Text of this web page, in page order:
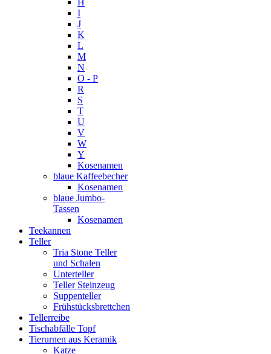
H
I
J
K
L
M
N
O - P
R
S
T
U
V
W
Y
Kosenamen
blaue Kaffeebecher
Kosenamen
blaue Jumbo-
Tassen
Kosenamen
Teekannen
Teller
Tria Stone Teller
und Schalen
Unterteller
Teller Steinzeug
Suppenteller
Frühstücksbrettchen
Tellerreibe
Tischabfälle Topf
Tierurnen aus Keramik
Katze